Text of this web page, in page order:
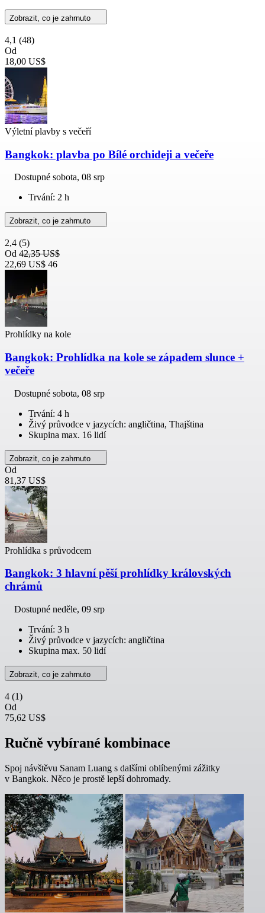
Zobrazit, co je zahrnuto
4,1 (48)
Od
18,00 US$
Výletní plavby s večeří
Bangkok: plavba po Bílé orchideji a večeře
Dostupné sobota, 08 srp
Trvání: 2 h
Zobrazit, co je zahrnuto
2,4 (5)
Od 42,35 US$
22,69 US$ 46
Prohlídky na kole
Bangkok: Prohlídka na kole se západem slunce +
večeře
Dostupné sobota, 08 srp
Trvání: 4 h
Živý průvodce v jazycích: angličtina, Thajština
Skupina max. 16 lidí
Zobrazit, co je zahrnuto
Od
81,37 US$
Prohlídka s průvodcem
Bangkok: 3 hlavní pěší prohlídky královských
chrámů
Dostupné neděle, 09 srp
Trvání: 3 h
Živý průvodce v jazycích: angličtina
Skupina max. 50 lidí
Zobrazit, co je zahrnuto
4 (1)
Od
75,62 US$
Ručně vybírané kombinace
Spoj návštěvu Sanam Luang s dalšími oblíbenými zážitky
v Bangkok. Něco je prostě lepší dohromady.